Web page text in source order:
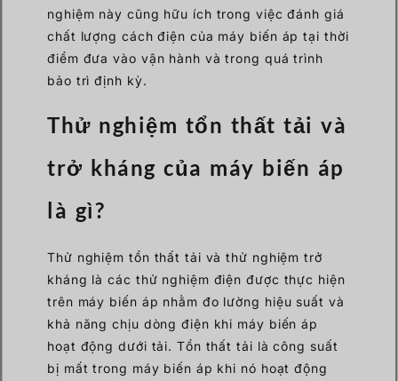
nghiệm này cũng hữu ích trong việc đánh giá
chất lượng cách điện của máy biến áp tại thời
điểm đưa vào vận hành và trong quá trình
bảo trì định kỳ.
Thử nghiệm tổn thất tải và
trở kháng của máy biến áp
là gì?
Thử nghiệm tổn thất tải và thử nghiệm trở
kháng là các thử nghiệm điện được thực hiện
trên máy biến áp nhằm đo lường hiệu suất và
khả năng chịu dòng điện khi máy biến áp
hoạt động dưới tải. Tổn thất tải là công suất
bị mất trong máy biến áp khi nó hoạt động